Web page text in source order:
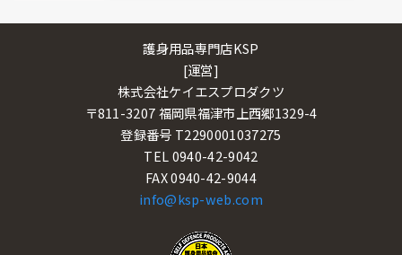
護身用品専門店KSP
[運営]
株式会社ケイエスプロダクツ
〒811-3207 福岡県福津市上西郷1329-4
登録番号 T2290001037275
TEL 0940-42-9042
FAX 0940-42-9044
info@ksp-web.com